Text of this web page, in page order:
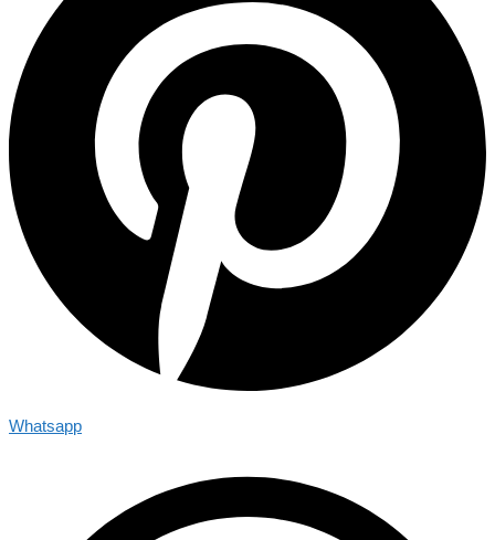
Whatsapp